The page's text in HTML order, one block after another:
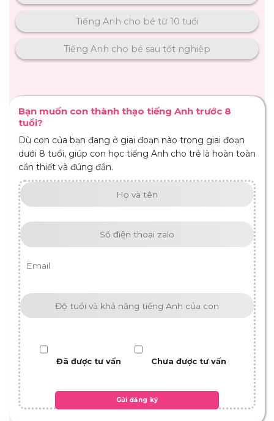
Tiếng Anh cho bé từ 10 tuổi
Tiếng Anh cho bé sau tốt nghiệp
Bạn muốn con thành thạo tiếng Anh trước 8
tuổi?
Dù con của bạn đang ở giai đoạn nào trong giai đoạn
dưới 8 tuổi, giúp con học tiếng Anh cho trẻ là hoàn toàn
cần thiết và đúng đắn.
Đã được tư vấn Chưa được tư vấn